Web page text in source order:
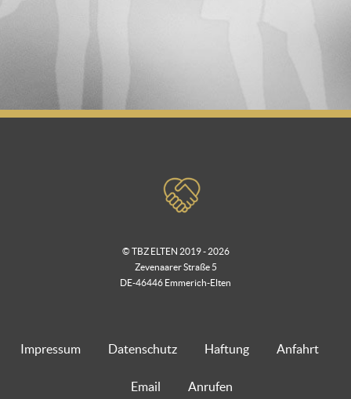
© TBZ ELTEN 2019 - 2026
Zevenaarer Straße 5
DE-46446 Emmerich-Elten
Impressum Datenschutz Haftung Anfahrt
Email Anrufen